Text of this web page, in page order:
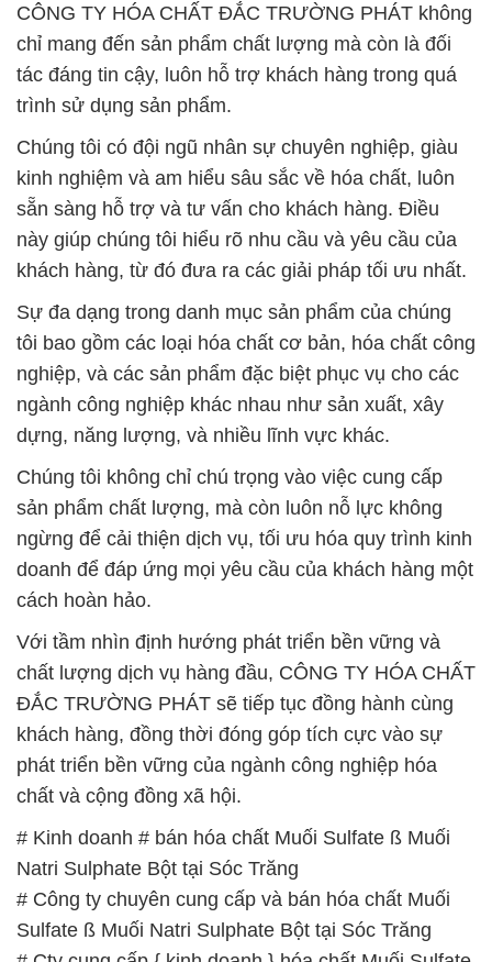
Chúng tôi có đội ngũ nhân sự chuyên nghiệp, giàu
kinh nghiệm và am hiểu sâu sắc về hóa chất, luôn
sẵn sàng hỗ trợ và tư vấn cho khách hàng. Điều
này giúp chúng tôi hiểu rõ nhu cầu và yêu cầu của
khách hàng, từ đó đưa ra các giải pháp tối ưu nhất.
Sự đa dạng trong danh mục sản phẩm của chúng
tôi bao gồm các loại hóa chất cơ bản, hóa chất công
nghiệp, và các sản phẩm đặc biệt phục vụ cho các
ngành công nghiệp khác nhau như sản xuất, xây
dựng, năng lượng, và nhiều lĩnh vực khác.
Chúng tôi không chỉ chú trọng vào việc cung cấp
sản phẩm chất lượng, mà còn luôn nỗ lực không
ngừng để cải thiện dịch vụ, tối ưu hóa quy trình kinh
doanh để đáp ứng mọi yêu cầu của khách hàng một
cách hoàn hảo.
Với tầm nhìn định hướng phát triển bền vững và
chất lượng dịch vụ hàng đầu, CÔNG TY HÓA CHẤT
ĐẮC TRƯỜNG PHÁT sẽ tiếp tục đồng hành cùng
khách hàng, đồng thời đóng góp tích cực vào sự
phát triển bền vững của ngành công nghiệp hóa
chất và cộng đồng xã hội.
# Kinh doanh # bán hóa chất Muối Sulfate ß Muối
Natri Sulphate Bột tại Sóc Trăng
# Công ty chuyên cung cấp và bán hóa chất Muối
Sulfate ß Muối Natri Sulphate Bột tại Sóc Trăng
# Cty cung cấp { kinh doanh } hóa chất Muối Sulfate
ß Muối Natri Sulphate Bột tại Sóc Trăng
# Địa chỉ chuyên phân phối √ cung cấp hóa chất
Muối Sulfate ß Muối Natri Sulphate Bột tại Sóc
Trăng